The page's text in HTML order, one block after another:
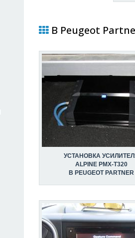
В Peugeot
УСТАНОВКА
ALPINE PMX-T320
В PEUGEOT PARTNER